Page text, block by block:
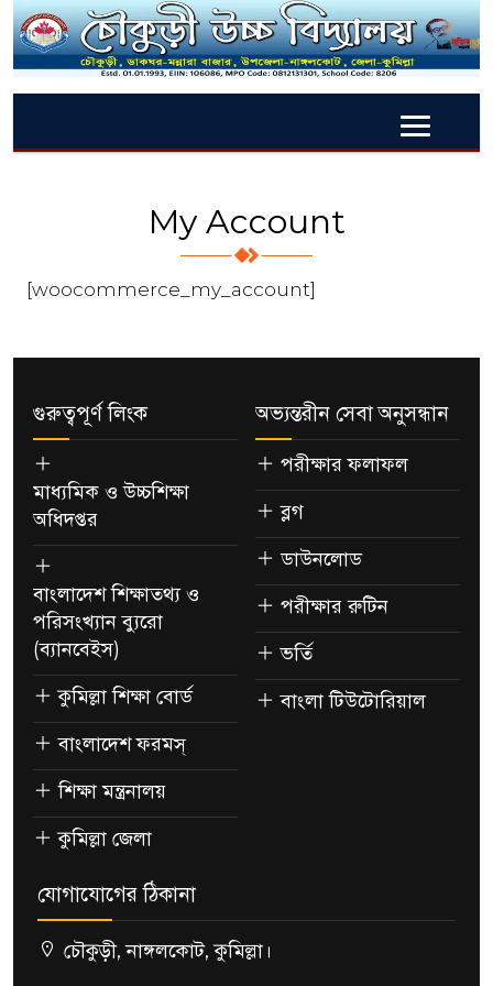
My Account
[woocommerce_my_account]
গুরুত্বপূর্ণ লিংক
মাধ্যমিক ও উচ্চশিক্ষা
অধিদপ্তর
বাংলাদেশ শিক্ষাতথ্য ও
পরিসংখ্যান ব্যুরো
(ব্যানবেইস)
কুমিল্লা শিক্ষা বোর্ড
বাংলাদেশ ফরমস্
শিক্ষা মন্ত্রনালয়
কুমিল্লা জেলা
অভ্যন্তরীন সেবা অনুসন্ধান
পরীক্ষার ফলাফল
ব্লগ
ডাউনলোড
পরীক্ষার রুটিন
ভর্তি
বাংলা টিউটোরিয়াল
যোগাযোগের ঠিকানা
চৌকুড়ী, নাঙ্গলকোট, কুমিল্লা।